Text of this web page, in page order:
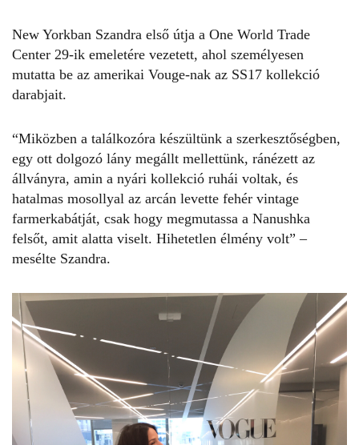
New Yorkban Szandra első útja a One World Trade
Center 29-ik emeletére vezetett, ahol személyesen
mutatta be az amerikai Vouge-nak az SS17 kollekció
darabjait.
“Miközben a találkozóra készültünk a szerkesztőségben,
egy ott dolgozó lány megállt mellettünk, ránézett az
állványra, amin a nyári kollekció ruhái voltak, és
hatalmas mosollyal az arcán levette fehér vintage
farmerkabátját, csak hogy megmutassa a Nanushka
felsőt, amit alatta viselt. Hihetetlen élmény volt” –
mesélte Szandra.